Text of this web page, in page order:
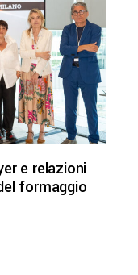
e relazioni
formaggio